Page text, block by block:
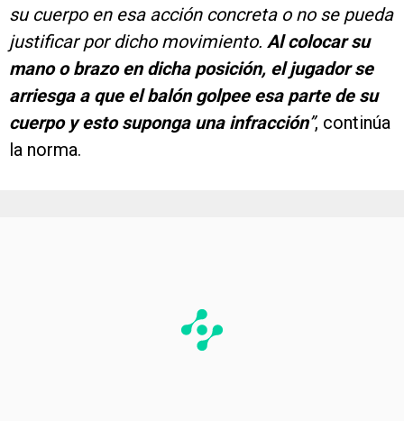
su cuerpo en esa acción concreta o no se pueda
justificar por dicho movimiento. Al colocar su
mano o brazo en dicha posición, el jugador se
arriesga a que el balón golpee esa parte de su
cuerpo y esto suponga una infracción”, continúa
la norma.